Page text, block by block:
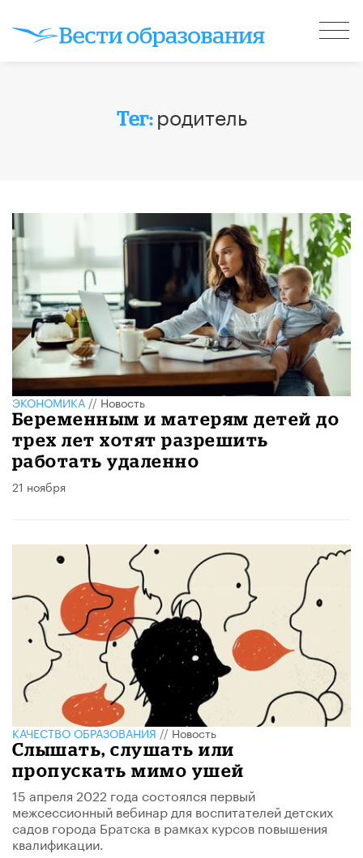
Тег: родитель
ЭКОНОМИКА//Новость
Беременным и матерям детей до
трех лет хотят разрешить
работать удаленно
21 ноября
КАЧЕСТВО ОБРАЗОВАНИЯ//Новость
Слышать, слушать или
пропускать мимо ушей
15 апреля 2022 года состоялся первый
межсессионный вебинар для воспитателей детских
садов города Братска в рамках курсов повышения
квалификации.